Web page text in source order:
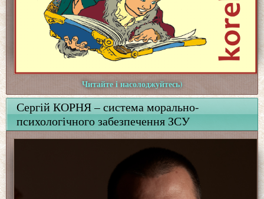
Читайте і насолоджуйтесь)
Сергій КОРНЯ – система морально-
психологічного забезпечення ЗСУ